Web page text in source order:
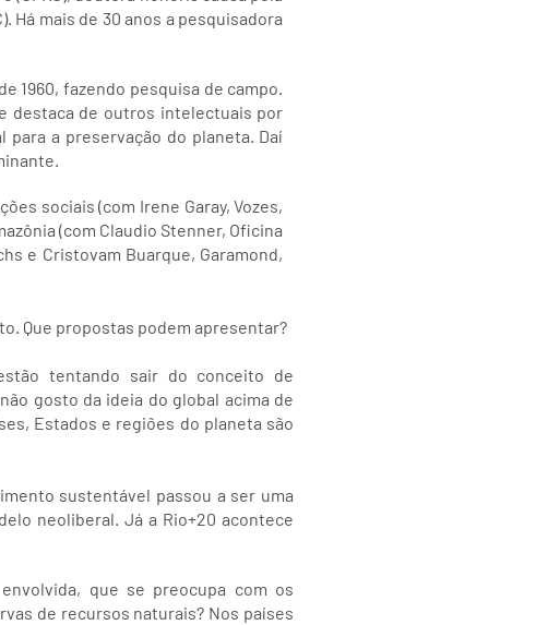
Há mais de 30 anos a pesquisadora
1960, fazendo pesquisa de campo.
destaca de outros intelectuais por
a preservação do planeta. Daí
sociais (com Irene Garay, Vozes,
(com Claudio Stenner, Oficina
e Cristovam Buarque, Garamond,
Que propostas podem apresentar?
tentando sair do conceito de
gosto da ideia do global acima de
Estados e regiões do planeta são
sustentável passou a ser uma
neoliberal. Já a Rio+20 acontece
que se preocupa com os
de recursos naturais? Nos países